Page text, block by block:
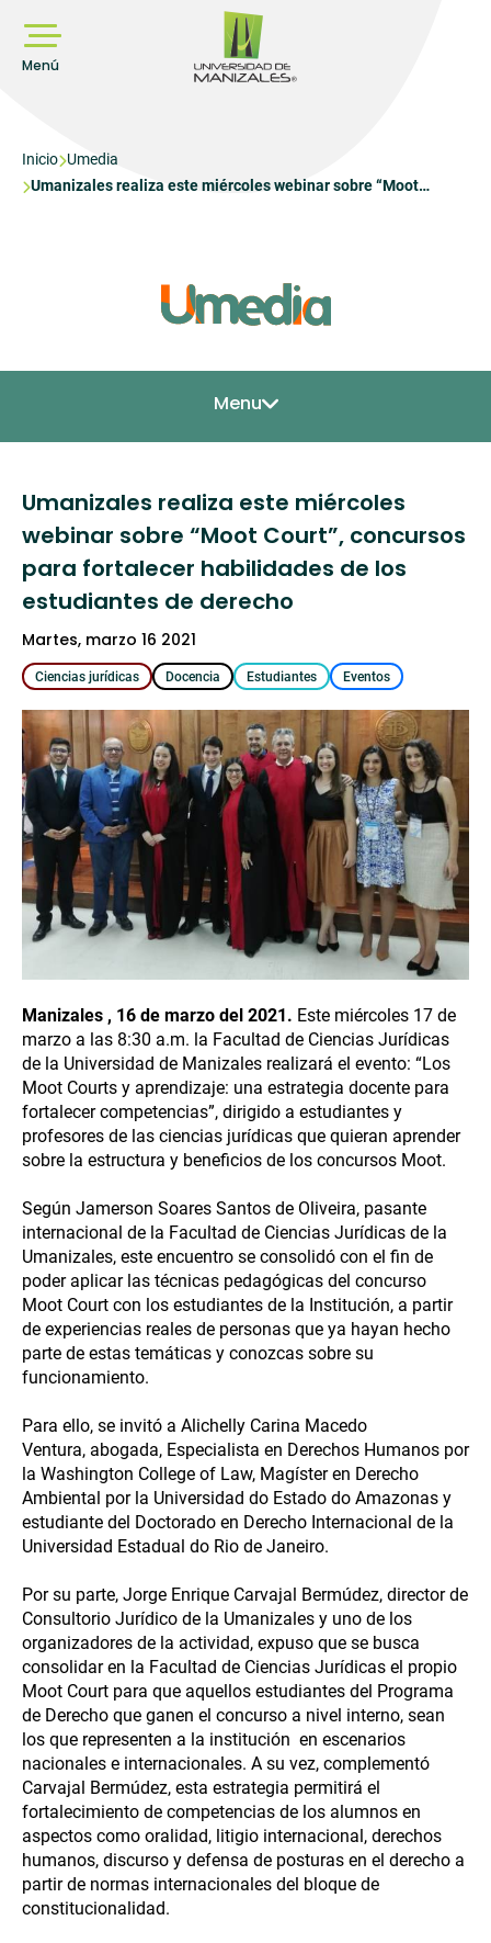
contenido
principal
Menú
Sobrescribir
enlaces
Inicio Umedia
Umanizales realiza este miércoles webinar sobre “Moot
Menu
Umanizales realiza este miércoles
webinar sobre “Moot Court”, concursos
para fortalecer habilidades de los
estudiantes de derecho
martes, marzo 16 2021
Ciencias jurídicas Docencia Estudiantes Eventos
Manizales , 16 de marzo del 2021. Este miércoles 17 de
marzo a las 8:30 a.m. la Facultad de Ciencias Jurídicas
de la Universidad de Manizales realizará el evento: “Los
Moot Courts y aprendizaje: una estrategia docente para
fortalecer competencias”, dirigido a estudiantes y
profesores de las ciencias jurídicas que quieran aprender
sobre la estructura y beneficios de los concursos Moot.
Según Jamerson Soares Santos de Oliveira, pasante
internacional de la Facultad de Ciencias Jurídicas de la
Umanizales, este encuentro se consolidó con el fin de
poder aplicar las técnicas pedagógicas del concurso
Moot Court con los estudiantes de la Institución, a partir
de experiencias reales de personas que ya hayan hecho
parte de estas temáticas y conozcas sobre su
funcionamiento.
Para ello, se invitó a Alichelly Carina Macedo
Ventura, abogada, Especialista en Derechos Humanos por
la Washington College of Law, Magíster en Derecho
Ambiental por la Universidad do Estado do Amazonas y
estudiante del Doctorado en Derecho Internacional de la
Universidad Estadual do Rio de Janeiro.
Por su parte, Jorge Enrique Carvajal Bermúdez, director de
Consultorio Jurídico de la Umanizales y uno de los
organizadores de la actividad, expuso que se busca
consolidar en la Facultad de Ciencias Jurídicas el propio
Moot Court para que aquellos estudiantes del Programa
de Derecho que ganen el concurso a nivel interno, sean
los que representen a la institución en escenarios
nacionales e internacionales. A su vez, complementó
Carvajal Bermúdez, esta estrategia permitirá el
fortalecimiento de competencias de los alumnos en
aspectos como oralidad, litigio internacional, derechos
humanos, discurso y defensa de posturas en el derecho a
partir de normas internacionales del bloque de
constitucionalidad.